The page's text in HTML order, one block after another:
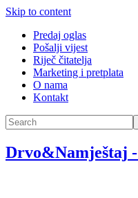
Skip to content
Predaj oglas
Pošalji vijest
Riječ čitatelja
Marketing i pretplata
O nama
Kontakt
Drvo&Namještaj -